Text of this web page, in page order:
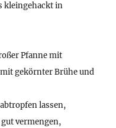
kleingehackt in
Pfanne mit
gekörnter Brühe und
lassen,
vermengen,